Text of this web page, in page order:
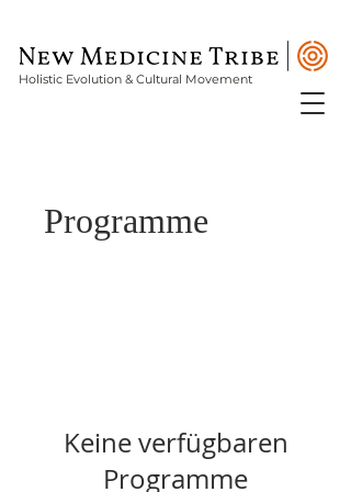
Holistic Evolution & Cultural Movement
Programme
Keine verfügbaren
Programme